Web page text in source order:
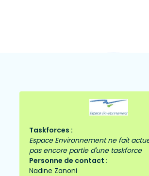
Taskforces :
Espace Environnement ne fait
pas encore partie d'une taskforce
Personne de contact :
Nadine Zanoni